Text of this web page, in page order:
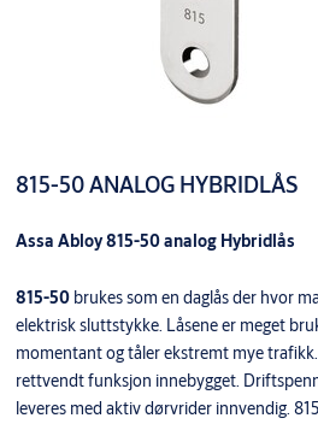
815-50 ANALOG HYBRIDLÅS
Assa Abloy 815-50 analog Hybridlås
815-50brukes som en daglås der hvor
elektrisk sluttstykke. Låsene er meget
momentant og tåler ekstremt mye
rettvendt funksjon innebygget.
leveres med aktiv dørvrider innvendig.